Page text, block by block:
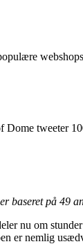
tweeter
baseret på 49
nu om
er nemlig